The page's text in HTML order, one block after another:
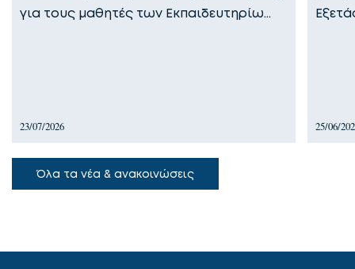
για τους μαθητές των Εκπαιδευτηρίω…
23/07/2026 25/06/
Όλα τα νέα & ανακοινώσεις